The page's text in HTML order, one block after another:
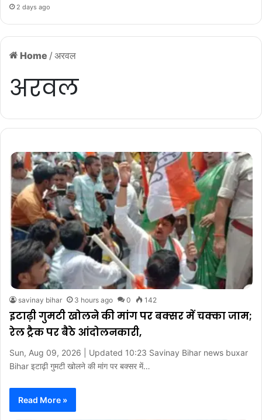
Home / अरवल
अरवल
savinay bihar 3 hours ago 0 142
इटाढ़ी गुमटी खोलने की मांग पर बक्सर में चक्का जाम;
रेल ट्रैक पर बैठे आंदोलनकारी,
Sun, Aug 09, 2026 | Updated 10:23 Savinay Bihar news buxar
Bihar इटाढ़ी गुमटी खोलने की मांग पर बक्सर में…
Read More »
2 days ago